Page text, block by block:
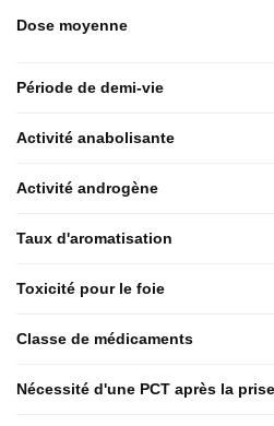
Dose moyenne
Période de demi-vie
Activité anabolisante
Activité androgène
Taux d'aromatisation
Toxicité pour le foie
Classe de médicaments
Nécessité d'une PCT après la